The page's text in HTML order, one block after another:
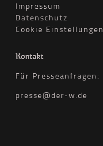
Impressum
Datenschutz
Cookie Einstellungen
Kontakt
Für Presseanfragen:
presse@der-w.de